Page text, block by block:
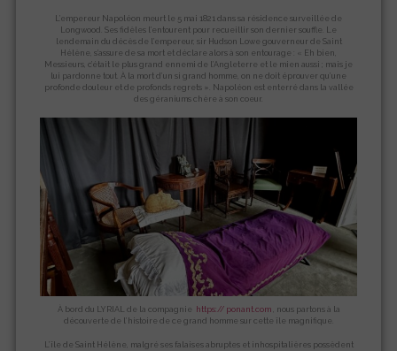
L’empereur Napoléon meurt le 5 mai 1821 dans sa résidence surveillée de
Longwood. Ses fidèles l’entourent pour recueillir son dernier souffle. Le
lendemain du décès de l’empereur, sir Hudson Lowe gouverneur de Saint
Hélène, s’assure de sa mort et déclare alors à son entourage : « Eh bien,
Messieurs, c’était le plus grand ennemi de l’Angleterre et le mien aussi ; mais je
lui pardonne tout. À la mort d’un si grand homme, on ne doit éprouver qu’une
profonde douleur et de profonds regrets ». Napoléon est enterré dans la vallée
des géraniums chère à son coeur.
À bord du LYRIAL de la compagnie ​⁠ https:// ponant.com, nous partons à la
découverte de l’histoire de ce grand homme sur cette île magnifique.
L’île de Saint Hélène, malgré ses falaises abruptes et inhospitalières possèdent